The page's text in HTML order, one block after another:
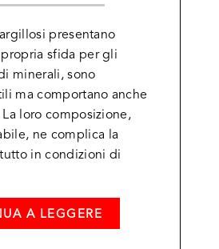
presentano
sfida per gli
minerali, sono
ma comportano anche
loro composizione,
ne complica la
in condizioni di
A LEGGERE